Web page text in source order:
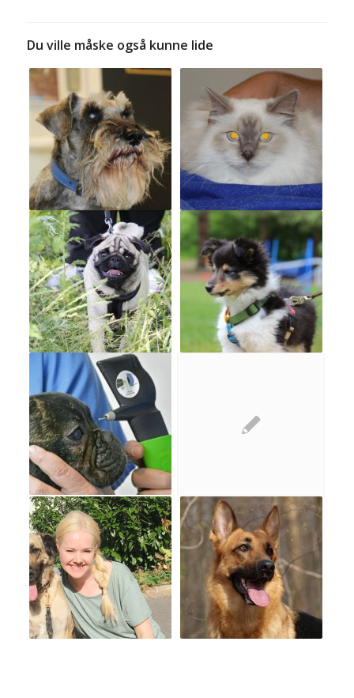
Du ville måske også kunne lide